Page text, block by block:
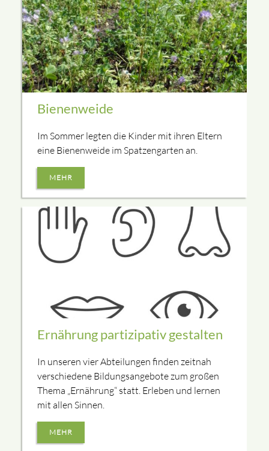
Bienenweide
Im Sommer legten die Kinder mit ihren Eltern
eine Bienenweide im Spatzengarten an.
MEHR
Ernährung partizipativ gestalten
In unseren vier Abteilungen finden zeitnah
verschiedene Bildungsangebote zum großen
Thema „Ernährung“ statt. Erleben und lernen
mit allen Sinnen.
MEHR